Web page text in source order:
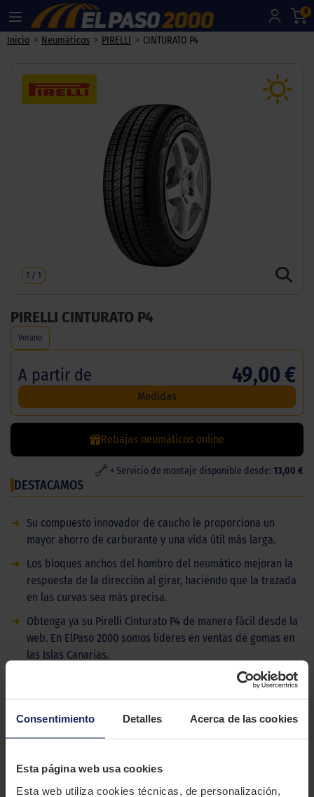
Consentimiento Detalles Acerca de las cookies
Esta página web usa cookies
Esta web utiliza cookies técnicas, de personalización,
0
Inicio > Neumáticos > PIRELLI > CINTURATO P4
1 / 1
PIRELLI CINTURATO P4
Verano
A partir de 49,00 €
Medidas
Rebajas neumáticos online
+ Servicio de montaje disponible desde: 13,00 €
DESTACAMOS
➜
Su compuesto innovador de caucho le proporciona un
mayor ahorro de carburante y una vida útil más larga.
➜
Los bloques anchos del hombro del neumático mejoran la
respuesta de la dirección al girar, haciendo que la trazada
en las curvas sea más precisa.
➜
Obtenga ya su Pirelli Cinturato P4 de manera fácil desde la
web. En ElPaso 2000 somos lideres en ventas de gomas en
las Islas Canarias.
El Pirelli Cinturato P4 es una goma para autos deportivos que
CARACTERÍSTICAS TÉCNICAS